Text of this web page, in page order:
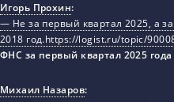
Игорь Прохин:
— Не за первый квартал 2025, а
2018 год.https://logist.ru/topic/
ФНС за первый квартал 2025
Михаил Назаров: